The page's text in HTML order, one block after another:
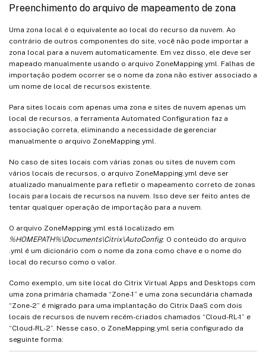
Preenchimento do arquivo de mapeamento de zona
Uma zona local é o equivalente ao local do recurso da nuvem. Ao
contrário de outros componentes do site, você não pode importar a
zona local para a nuvem automaticamente. Em vez disso, ele deve ser
mapeado manualmente usando o arquivo ZoneMapping.yml. Falhas de
importação podem ocorrer se o nome da zona não estiver associado a
um nome de local de recursos existente.
Para sites locais com apenas uma zona e sites de nuvem apenas um
local de recursos, a ferramenta Automated Configuration faz a
associação correta, eliminando a necessidade de gerenciar
manualmente o arquivo ZoneMapping.yml.
No caso de sites locais com várias zonas ou sites de nuvem com
vários locais de recursos, o arquivo ZoneMapping.yml deve ser
atualizado manualmente para refletir o mapeamento correto de zonas
locais para locais de recursos na nuvem. Isso deve ser feito antes de
tentar qualquer operação de importação para a nuvem.
O arquivo ZoneMapping.yml está localizado em
%HOMEPATH%\Documents\Citrix\AutoConfig. O conteúdo do arquivo
.yml é um dicionário com o nome da zona como chave e o nome do
local do recurso como o valor.
Como exemplo, um site local do Citrix Virtual Apps and Desktops com
uma zona primária chamada “Zone-1” e uma zona secundária chamada
“Zone-2” é migrado para uma implantação do Citrix DaaS com dois
locais de recursos de nuvem recém-criados chamados “Cloud-RL-1” e
“Cloud-RL-2”. Nesse caso, o ZoneMapping.yml seria configurado da
seguinte forma: